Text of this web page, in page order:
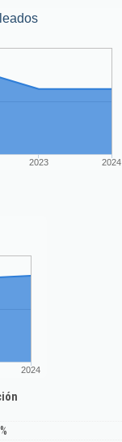
2023 2024
2024